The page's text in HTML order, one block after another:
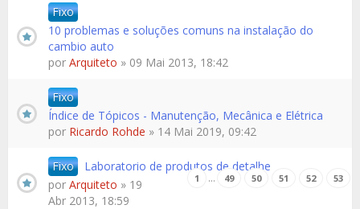
Fixo
10 problemas e soluções comuns na instalação do
cambio auto
por Arquiteto » 09 Mai 2013, 18:42
Fixo
Índice de Tópicos - Manutenção, Mecânica e Elétrica
por Ricardo Rohde » 14 Mai 2019, 09:42
Fixo Laboratorio de produtos de detalhe
1 … 49 50 51 52 53
por Arquiteto » 19
Abr 2013, 18:59